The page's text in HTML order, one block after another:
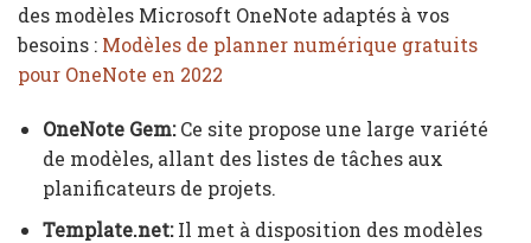
des modèles Microsoft OneNote adaptés à vos
besoins : Modèles de planner numérique gratuits
pour OneNote en 2022
OneNote Gem:Ce site propose une large variété
de modèles, allant des listes de tâches aux
planificateurs de projets.
Template.net:Il met à disposition des modèles